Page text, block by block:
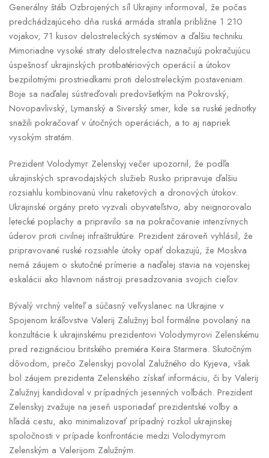
Generálny štáb Ozbrojených síl Ukrajiny informoval, že počas
predchádzajúceho dňa ruská armáda stratila približne 1 210
vojakov, 71 kusov delostreleckých systémov a ďalšiu techniku.
Mimoriadne vysoké straty delostrelectva naznačujú pokračujúcu
úspešnosť ukrajinských protibatériových operácií a útokov
bezpilotnými prostriedkami proti delostreleckým postaveniam.
Boje sa naďalej sústreďovali predovšetkým na Pokrovský,
Novopavlivský, Lymanský a Siverský smer, kde sa ruské jednotky
snažili pokračovať v útočných operáciách, a to aj napriek
vysokým stratám.
Prezident Volodymyr Zelenskyj večer upozornil, že podľa
ukrajinských spravodajských služieb Rusko pripravuje ďalšiu
rozsiahlu kombinovanú vlnu raketových a dronových útokov.
Ukrajinské orgány preto vyzvali obyvateľstvo, aby neignorovalo
letecké poplachy a pripravilo sa na pokračovanie intenzívnych
úderov proti civilnej infraštruktúre. Prezident zároveň vyhlásil, že
pripravované ruské rozsiahle útoky opäť dokazujú, že Moskva
nemá záujem o skutočné prímerie a naďalej stavia na vojenskej
eskalácii ako hlavnom nástroji presadzovania svojich cieľov.
Bývalý vrchný veliteľ a súčasný veľvyslanec na Ukrajine v
Spojenom kráľovstve Valerij Zalužnyj bol formálne povolaný na
konzultácie k ukrajinskému prezidentovi Volodymyrovi Zelenskému
pred rezignáciou britského premiéra Keira Starmera. Skutočným
dôvodom, prečo Zelenskyj povolal Zalužného do Kyjeva, však
bol záujem prezidenta Zelenského získať informáciu, či by Valerij
Zalužnyj kandidoval v prípadných jesenných voľbách. Prezident
Zelenskyj zvažuje na jeseň usporiadať prezidentské voľby a
hľadá cestu, ako minimalizovať prípadný rozkol ukrajinskej
spoločnosti v prípade konfrontácie medzi Volodymyrom
Zelenským a Valerijom Zalužným.